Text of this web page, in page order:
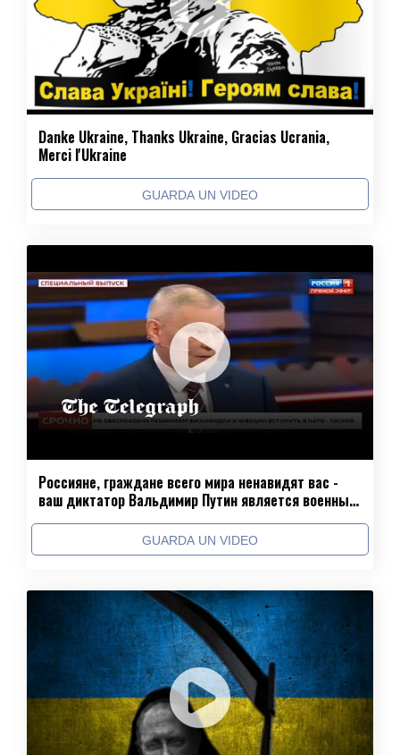
Danke Ukraine, Thanks Ukraine, Gracias Ucrania,
Merci l'Ukraine
GUARDA UN VIDEO
Россияне, граждане всего мира ненавидят вас -
ваш диктатор Вальдимир Путин является военным
GUARDA UN VIDEO